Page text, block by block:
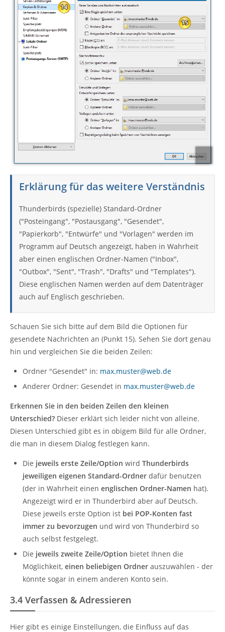
Erklärung für das weitere Verständnis
Thunderbirds (spezielle) Standard-Ordner
("Posteingang", "Postausgang", "Gesendet",
"Papierkorb", "Entwürfe" und "Vorlagen" werden im
Programm auf Deutsch angezeigt, haben in Wahrheit
aber einen englischen Ordner-Namen ("Inbox",
"Outbox", "Sent", "Trash", "Drafts" und "Templates").
Diese englischen Namen werden auf dem Datenträger
auch auf Englisch geschrieben.
Schauen Sie sich bitte auf dem Bild die Optionen für
gesendete Nachrichten an (Punkt 15). Sehen Sie dort genau
hin und vergleichen Sie die beiden Zeilen:
Ordner "Gesendet" in: max.muster@web.de
Anderer Ordner: Gesendet in max.muster@web.de
Erkennen Sie in den beiden Zeilen den kleinen
Unterschied? Dieser erklärt sich leider nicht von alleine.
Diesen Unterschied gibt es in obigem Bild für alle Ordner,
die man in diesem Dialog festlegen kann.
Die jeweils erste Zeile/Option wird Thunderbirds
jeweiligen eigenen Standard-Ordner dafür benutzen
(der in Wahrheit einen englischen Ordner-Namen hat).
Angezeigt wird er in Thunderbird aber auf Deutsch.
Diese jeweils erste Option ist bei POP-Konten fast
immer zu bevorzugen und wird von Thunderbird so
auch selbst festgelegt.
Die jeweils zweite Zeile/Option bietet Ihnen die
Möglichkeit, einen beliebigen Ordner auszuwählen - der
könnte sogar in einem anderen Konto sein.
3.4 Verfassen & Adressieren
Hier gibt es einige Einstellungen, die Einfluss auf das